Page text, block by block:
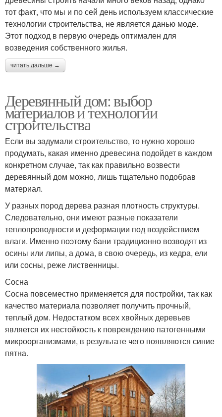
тот факт, что мы и по сей день используем классические
технологии строительства, не является данью моде.
Этот подход в первую очередь оптимален для
возведения собственного жилья.
читать дальше →
Деревянный дом: выбор
материалов и технологии
строительства
Если вы задумали строительство, то нужно хорошо
продумать, какая именно древесина подойдет в каждом
конкретном случае, так как правильно возвести
деревянный дом можно, лишь тщательно подобрав
материал.
У разных пород дерева разная плотность структуры.
Следовательно, они имеют разные показатели
теплопроводности и деформации под воздействием
влаги. Именно поэтому бани традиционно возводят из
осины или липы, а дома, в свою очередь, из кедра, ели
или сосны, реже лиственницы.
Сосна
Сосна повсеместно применяется для постройки, так как
качество материала позволяет получить прочный,
теплый дом. Недостатком всех хвойных деревьев
является их нестойкость к повреждению патогенными
микроорганизмами, в результате чего появляются синие
пятна.